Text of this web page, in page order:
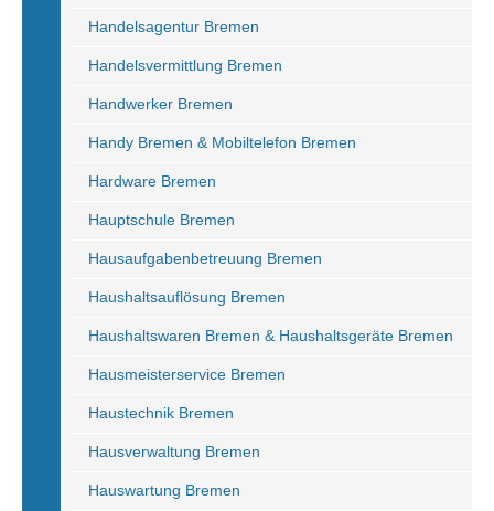
Handelsagentur Bremen
Handelsvermittlung Bremen
Handwerker Bremen
Handy Bremen & Mobiltelefon Bremen
Hardware Bremen
Hauptschule Bremen
Hausaufgabenbetreuung Bremen
Haushaltsauflösung Bremen
Haushaltswaren Bremen & Haushaltsgeräte Bremen
Hausmeisterservice Bremen
Haustechnik Bremen
Hausverwaltung Bremen
Hauswartung Bremen